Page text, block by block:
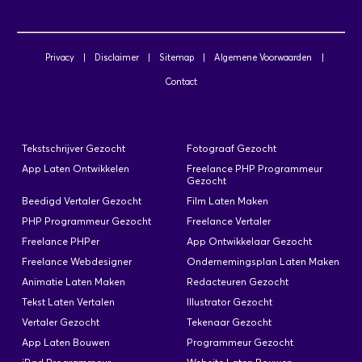
Hallo, Voor een klant van ons (een
overheidsinstelling) zijn wij op zoek naar een iOs
ontwikkelaar die een app kan maken voor de
iPad. In ons team zitten al een tester, designers en
een .net, c# ontwikkelaar. De ontwikkelaar gaat
een CRM pakket). De app gebruikt dus
voornamelijk de Json Service om allerlei functies
uit te voeren. Doel app: een afdeling…
Privacy Disclaimer Sitemap Algemene Voorwaarden
Contact
Tekstschrijver Gezocht
Fotograaf Gezocht
App Laten Ontwikkelen
Freelance PHP Programmeur
Gezocht
Beedigd Vertaler Gezocht
Film Laten Maken
PHP Programmeur Gezocht
Freelance Vertaler
Freelance PHPer
App Ontwikkelaar Gezocht
Freelance Webdesigner
Ondernemingsplan Laten Maken
Animatie Laten Maken
Redacteuren Gezocht
Tekst Laten Vertalen
Illustrator Gezocht
Vertaler Gezocht
Tekenaar Gezocht
App Laten Bouwen
Programmeur Gezocht